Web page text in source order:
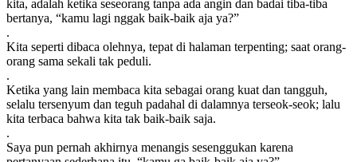
kita, adalah ketika seseorang tanpa ada angin dan badai tiba-tiba
bertanya, “kamu lagi nggak baik-baik aja ya?”
.
Kita seperti dibaca olehnya, tepat di halaman terpenting; saat orang-
orang sama sekali tak peduli.
.
Ketika yang lain membaca kita sebagai orang kuat dan tangguh,
selalu tersenyum dan teguh padahal di dalamnya terseok-seok; lalu
kita terbaca bahwa kita tak baik-baik saja.
.
Saya pun pernah akhirnya menangis sesenggukan karena